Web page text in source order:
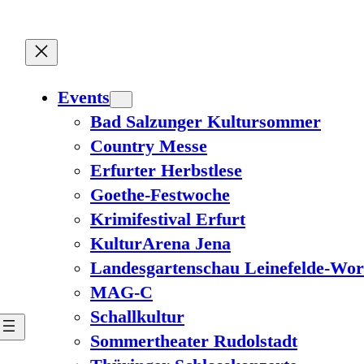
Events
Bad Salzunger Kultursommer
Country Messe
Erfurter Herbstlese
Goethe-Festwoche
Krimifestival Erfurt
KulturArena Jena
Landesgartenschau Leinefelde-
MAG-C
Schallkultur
Sommertheater Rudolstadt